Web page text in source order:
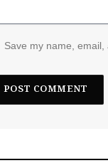
Save my name,